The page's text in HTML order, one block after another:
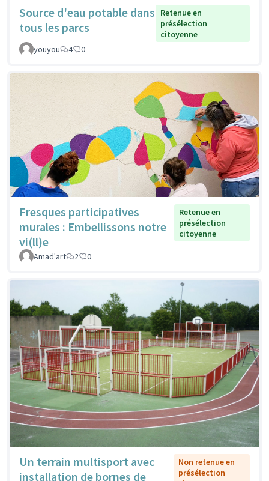
Source d'eau potable dans
tous les parcs
Retenue en
présélection
citoyenne
youyou
4 0
Fresques participatives
murales : Embellissons notre
vi(ll)e
Retenue en
présélection
citoyenne
Amad'art 2 0
Un terrain multisport avec
installation de bornes de
Non retenue en
présélection